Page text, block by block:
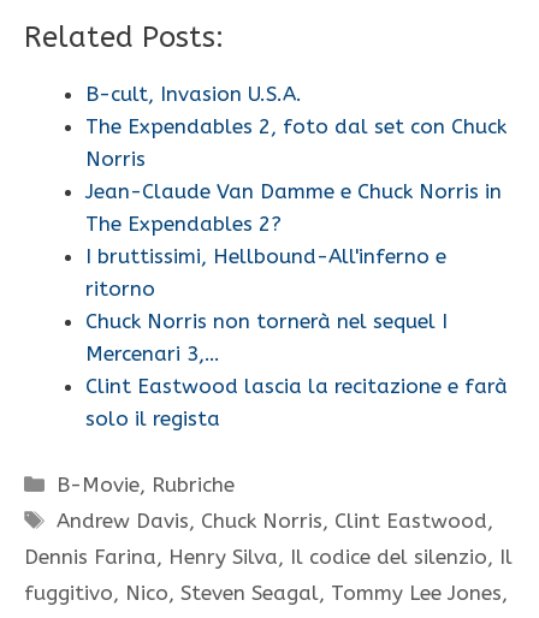
Related Posts:
B-cult, Invasion U.S.A.
The Expendables 2, foto dal set con Chuck
Norris
Jean-Claude Van Damme e Chuck Norris in
The Expendables 2?
I bruttissimi, Hellbound-All'inferno e
ritorno
Chuck Norris non tornerà nel sequel I
Mercenari 3,…
Clint Eastwood lascia la recitazione e farà
solo il regista
Categorie
B-Movie, Rubriche
Tag
Andrew Davis, Chuck Norris, Clint Eastwood,
Dennis Farina, Henry Silva, Il codice del silenzio, Il
fuggitivo, Nico, Steven Seagal, Tommy Lee Jones,